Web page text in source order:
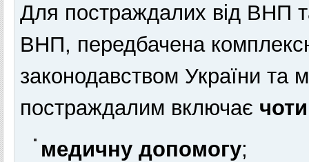
Для постраждалих від ВНП
ВНП, передбачена
законодавством України та
постраждалим включає
медичну допомогу;